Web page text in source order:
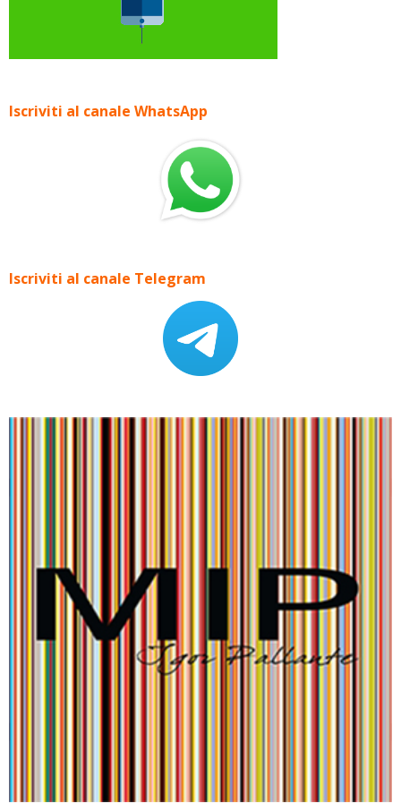
Iscriviti al canale WhatsApp
Iscriviti al canale Telegram